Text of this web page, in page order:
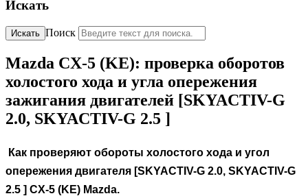
Искать
Искать Поиск
Mazda CX-5 (KE): проверка оборотов
холостого хода и угла опережения
зажигания двигателей [SKYACTIV-G
2.0, SKYACTIV-G 2.5 ]
Как проверяют обороты холостого хода и угол
опережения двигателя [SKYACTIV-G 2.0, SKYACTIV-G
2.5 ] CX-5 (KE) Mazda.